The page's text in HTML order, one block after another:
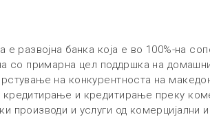
е развојна банка која е во 100%-на
со примарна цел поддршка на
на конкурентноста на
и кредитирање преку
производи и услуги од комерцијални